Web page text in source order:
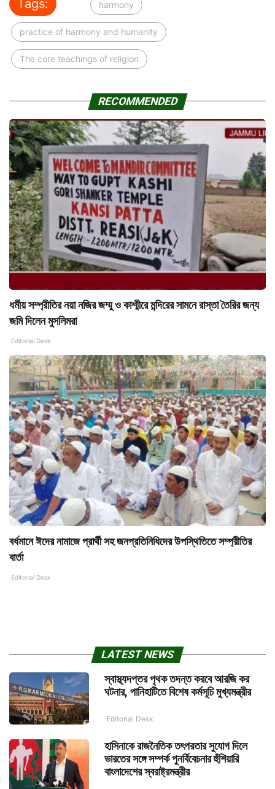
Tags: harmony
practice of harmony and humanity
The core teachings of religion
RECOMMENDED
ধর্মীয় সম্প্রীতির নয়া নজির জম্মু ও কাশ্মীরে মন্দিরের সামনে রাস্তা তৈরির জন্য
জমি দিলেন মুসলিমরা
Editorial Desk
বর্ধমানে ঈদের নামাজে প্রার্থী সহ জনপ্রতিনিধিদের উপস্থিতিতে সম্প্রীতির
বার্তা
Editorial Desk
LATEST NEWS
স্বাস্থ্যদপ্তর পৃথক তদন্ত করবে আরজি কর
ঘটনার, পানিহাটিতে বিশেষ কর্মসূচি মুখ্যমন্ত্রীর
Editorial Desk
হাসিনাকে রাজনৈতিক তৎপরতার সুযোগ দিলে
ভারতের সঙ্গে সম্পর্ক পুনর্বিবেচনার হুঁশিয়ারি
বাংলাদেশের স্বরাষ্ট্রমন্ত্রীর